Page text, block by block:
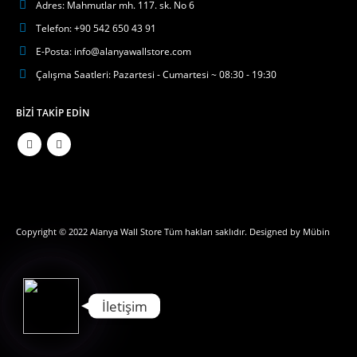
Adres: Mahmutlar mh. 117. sk. No 6
Telefon:+90 542 650 43 91
E-Posta: info@alanyawallstore.com
Çalışma Saatleri: Pazartesi - Cumartesi ~ 08:30 - 19:30
BIZI TAKIP EDIN
Copyright © 2022 Alanya Wall Store Tüm hakları saklıdır. Designed by Mübin
Phone
İletişim